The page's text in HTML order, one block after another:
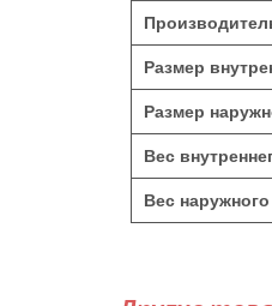
Размер
Размер
Вес
Вес наружного